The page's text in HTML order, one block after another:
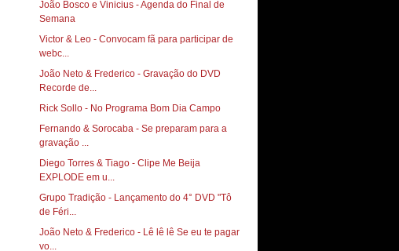
João Bosco e Vinicius - Agenda do Final de
Semana
Victor & Leo - Convocam fã para participar de
webc...
João Neto & Frederico - Gravação do DVD
Recorde de...
Rick Sollo - No Programa Bom Dia Campo‏
Fernando & Sorocaba - Se preparam para a
gravação ...
Diego Torres & Tiago - Clipe Me Beija
EXPLODE em u...
Grupo Tradição - Lançamento do 4° DVD "Tô
de Féri...
João Neto & Frederico - Lê lê lê Se eu te pagar
vo...